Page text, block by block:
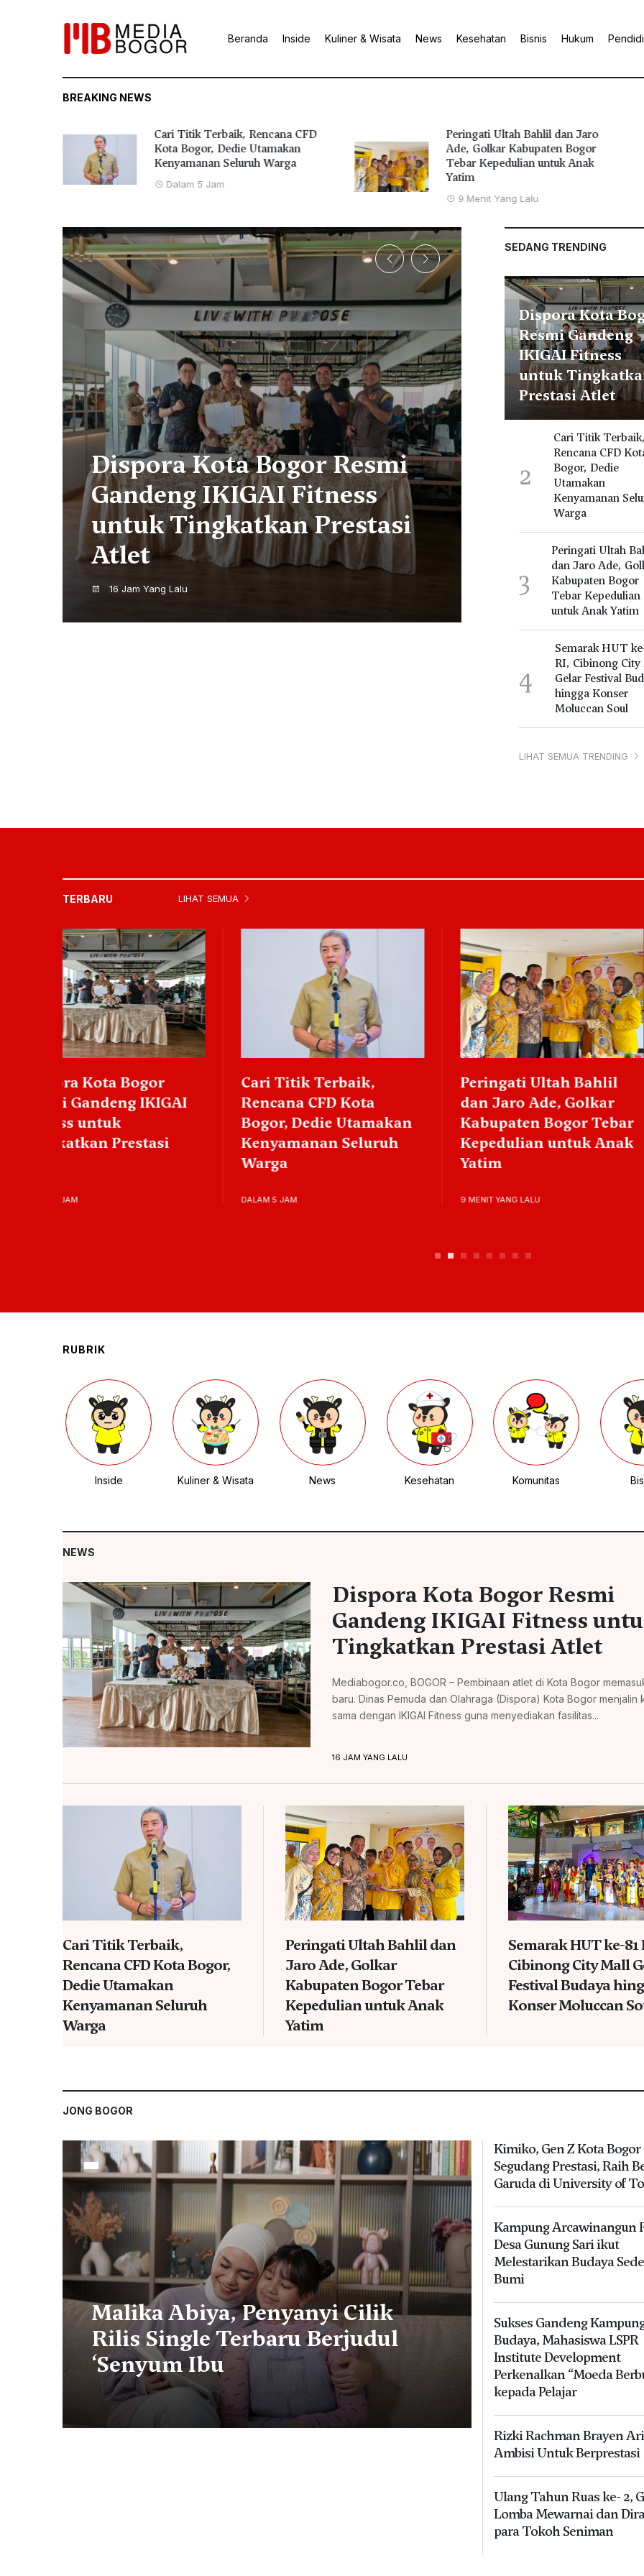
Beranda Inside Kuliner & Wisata News Kesehatan Bisnis Hukum
BREAKING NEWS
Cari Titik Terbaik, Rencana CFD
Kota Bogor, Dedie Utamakan
Kenyamanan Seluruh Warga
Dalam 5 Jam
Peringati Ultah Bahlil dan Jaro
Ade, Golkar Kabupaten Bogor
Tebar Kepedulian untuk Anak
Yatim
9 Menit Yang Lalu
Dispora Kota Bogor Resmi
Gandeng IKIGAI Fitness
untuk Tingkatkan Prestasi
Atlet
16 Jam Yang Lalu
Cari Titik
CFD Kota
Utamakan
Seluruh
16 Jam Yang Lalu
SEDANG TRENDING
Dispora Kota
Resmi Gandeng
IKIGAI Fitness
untuk
Prestasi Atlet
2
Cari Titik Terbaik,
Rencana CFD
Bogor, Dedie
Utamakan
Kenyamanan
Warga
3
Peringati Ultah
dan Jaro Ade,
Kabupaten Bogor
Tebar Kepedulian
untuk Anak Yatim
4
Semarak HUT
RI, Cibinong City
Gelar Festival
hingga Konser
Moluccan Soul
LIHAT SEMUA TRENDING
TERBARU LIHAT SEMUA
Cari Titik Terbaik,
Rencana CFD Kota
Bogor, Dedie Utamakan
Kenyamanan Seluruh
DALAM 5 JAM
Peringati Ultah Bahlil
dan Jaro Ade, Golkar
Kabupaten Bogor Tebar
Kepedulian untuk Anak
Yatim
9 MENIT YANG LALU
Semarak HUT ke-81
Cibinong City Mall
Festival Budaya
Konser Moluccan
RUBRIK
Inside Kuliner & Wisata News Kesehatan Komunitas
NEWS
Dispora Kota Bogor Resmi
Gandeng IKIGAI Fitness
Tingkatkan Prestasi Atlet
Mediabogor.co, BOGOR – Pembinaan atlet di Kota Bogor
baru. Dinas Pemuda dan Olahraga (Dispora) Kota Bogor menjalin
sama dengan IKIGAI Fitness guna menyediakan fasilitas...
16 JAM YANG LALU
Cari Titik Terbaik,
Rencana CFD Kota Bogor,
Dedie Utamakan
Kenyamanan Seluruh
Warga
Peringati Ultah Bahlil dan
Jaro Ade, Golkar
Kabupaten Bogor Tebar
Kepedulian untuk Anak
Yatim
Semarak HUT ke-81
Cibinong City Mall
Festival Budaya
Konser Moluccan
JONG BOGOR
Malika Abiya, Penyanyi Cilik
Rilis Single Terbaru Berjudul
‘Senyum Ibu
Kimiko, Gen Z Kota
Segudang Prestasi, Raih
Garuda di University of
Kampung Arcawinangun
Desa Gunung Sari ikut
Melestarikan Budaya
Bumi
Sukses Gandeng
Budaya, Mahasiswa LSPR
Institute Development
Perkenalkan “Moeda
kepada Pelajar
Rizki Rachman Brayen
Ambisi Untuk Berprestasi
Ulang Tahun Ruas ke- 2,
Lomba Mewarnai dan
para Tokoh Seniman